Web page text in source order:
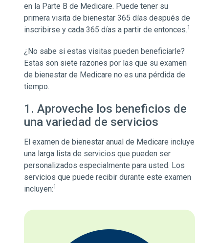
en la Parte B de Medicare. Puede tener su
primera visita de bienestar 365 días después de
inscribirse y cada 365 días a partir de entonces.1
¿No sabe si estas visitas pueden beneficiarle?
Estas son siete razones por las que su examen
de bienestar de Medicare no es una pérdida de
tiempo.
1. Aproveche los beneficios de
una variedad de servicios
El examen de bienestar anual de Medicare incluye
una larga lista de servicios que pueden ser
personalizados especialmente para usted. Los
servicios que puede recibir durante este examen
incluyen:1